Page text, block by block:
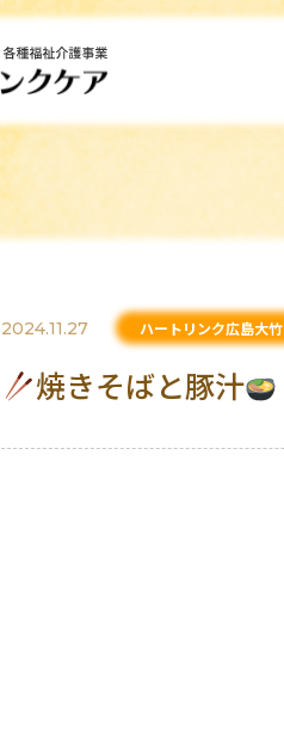
2024.11.27 ハートリンク広島大竹
焼きそばと豚汁